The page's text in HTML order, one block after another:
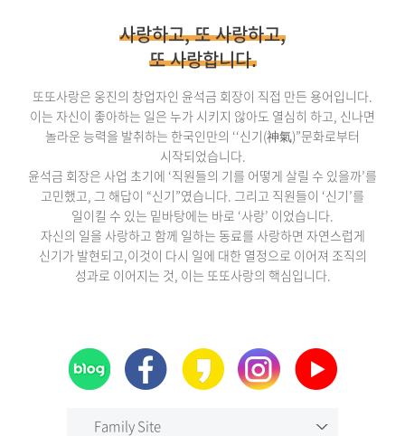
사랑하고, 또 사랑하고,
또 사랑합니다.
또또사랑은 웅진의 창업자인 윤석금 회장이 직접 만든 용어입니다.
이는 자신이 좋아하는 일은 누가 시키지 않아도 열심히 하고, 신나면
놀라운 능력을 발취하는 한국인만의 ‘‘신기(神氣)”문화로부터
시작되었습니다.
윤석금 회장은 사업 초기에 ‘직원들의 기를 어떻게 살릴 수 있을까’를
고민했고, 그 해답이 “신기”였습니다. 그리고 직원들이 ‘신기’를
일이킬 수 있는 밑바탕에는 바로 ‘사랑’ 이었습니다.
자신의 일을 사랑하고 함께 일하는 동료를 사랑하면 자연스럽게
신기가 발현되고,이것이 다시 일에 대한 열정으로 이어져 조직의
성과로 이어지는 것, 이는 또또사랑의 핵심입니다.
Family Site